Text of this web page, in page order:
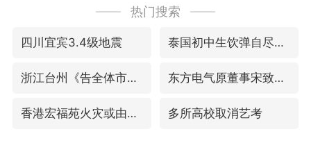
热门搜索
四川宜宾3.4级地震 泰国初中生饮弹自尽前开了26枪
浙江台州《告全体市民书》 东方电气原董事宋致远被查
香港宏福苑火灾或由烟头引起 多所高校取消艺考